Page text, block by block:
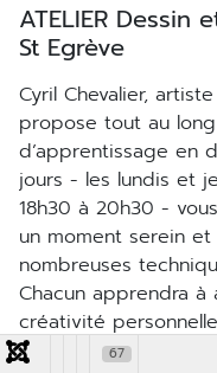
ATELIER Dessin et Peinture à la MJC Patio
St Egrève
Cyril Chevalier, artiste animateur plasticien, vous
propose tout au
d’apprentissage en
jours - les lundis et
18h30 à 20h30 -
un moment serein
nombreuses
Chacun apprendra à
créativité
(dès 9 ans) qu’aux
67